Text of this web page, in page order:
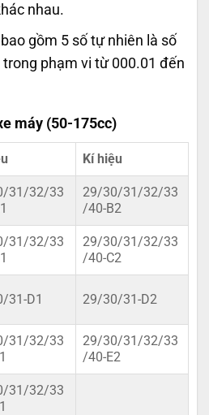
nhau.
gồm 5 số tự nhiên là số
phạm vi từ 000.01 đến
máy (50-175cc)
Kí hiệu
31/32/33
29/30/31/32/33
/40-B2
31/32/33
29/30/31/32/33
/40-C2
31-D1 29/30/31-D2
31/32/33
29/30/31/32/33
/40-E2
31/32/33